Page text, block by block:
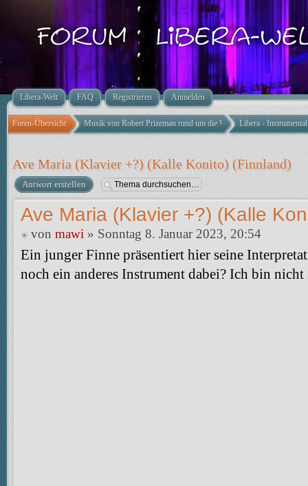
Libera-Welt FAQ Registrieren Anmelden
Foren-Übersicht Musik von Robert Prizeman rund um die Welt Libera -
Ave Maria (Klavier +?) (Kalle Konito) (Finnland)
Antwort erstellen
Ave Maria (Klavier +?) (Kalle
von mawi » Sonntag 8. Januar 2023, 20:54
Ein junger Finne präsentiert hier seine
noch ein anderes Instrument dabei? Ich bin nicht